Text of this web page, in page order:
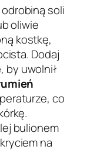
soli
oliwie
kostkę,
Dodaj
by uwolnił
co
bulionem
na